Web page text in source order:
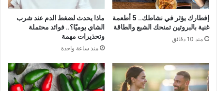
إفطارك يؤثر في نشاطك.. 5 أطعمة
غنية بالبروتين تمنحك الشبع والطاقة
منذ 10 دقائق
ماذا يحدث لضغط الدم عند شرب
الشاي يوميًا؟.. فوائد محتملة
وتحذيرات مهمة
منذ ساعة واحدة